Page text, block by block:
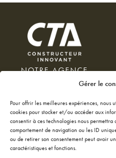
Gérer le
Pour offrir les meilleures expériences, nous
cookies pour stocker et/ou accéder aux
consentir à ces technologies nous
comportement de navigation ou les ID
ou de retirer son consentement peut avoir
caractéristiques et fonctions.
NOS ANNONCES
JE CONFIGURE MA
NOTRE AGENCE
100 rue Docteur Théodor
12000 Rodez
Du lundi au vendredi : 8h-12h
/ 14h-18h
Le samedi : 9h-12h